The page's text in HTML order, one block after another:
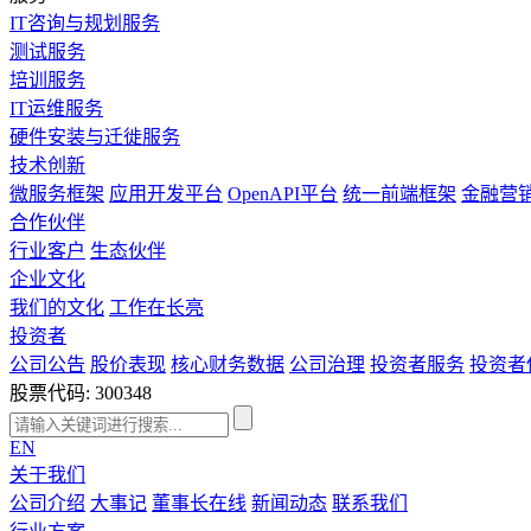
IT咨询与规划服务
测试服务
培训服务
IT运维服务
硬件安装与迁徙服务
技术创新
微服务框架 应用开发平台 OpenAPI平台 统一前端框架 金融营
合作伙伴
行业客户 生态伙伴
企业文化
我们的文化 工作在长亮
投资者
公司公告 股价表现 核心财务数据 公司治理 投资者服务 投资者
股票代码: 300348
EN
关于我们
公司介绍 大事记 董事长在线 新闻动态 联系我们